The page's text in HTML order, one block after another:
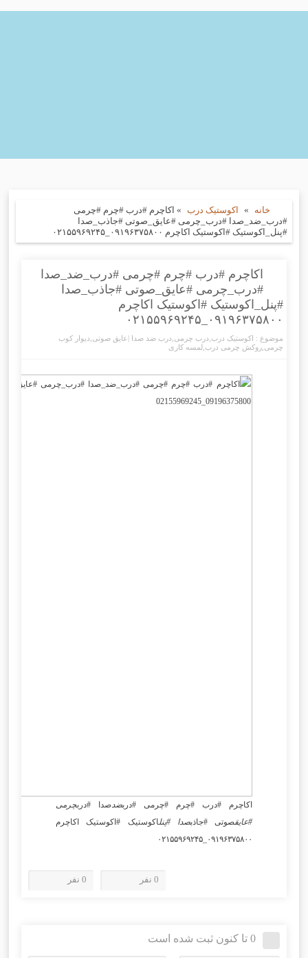
خانه » اکوستیک درب » اکاچرم #درب #چرم #چرمی
#درب_ضد_صدا #درب_چرمی #عایق_صوتی #جاذب_صدا
#پنل_اکوستیک #اکوستیک اکاچرم ۰۹۱۹۶۳۷۵۸۰۰_۰۲۱۵۵۹۶۹۲۴۵
اکاچرم #درب #چرم #چرمی #درب_ضد_صدا
#درب_چرمی #عایق_صوتی #جاذب_صدا
#پنل_اکوستیک #اکوستیک اکاچرم
۰۹۱۹۶۳۷۵۸۰۰_۰۲۱۵۵۹۶۹۲۴۵
موضوع : اکوستیک درب درب چرمی درب ضد صدا |عایق صوتی دیوار کوب
چرمی ,روکش چرمی درب لمسه کاری
اکاچرم #درب #چرم #چرمی #دربضدصدا #دربچرمی
#عایقصوتی #جاذبصدا #پنلاکوستیک #اکوستیک اکاچرم
۰۹۱۹۶۳۷۵۸۰۰_۰۲۱۵۵۹۶۹۲۴۵
0 نفر 0 نفر
0 تا کنون ثبت شده است